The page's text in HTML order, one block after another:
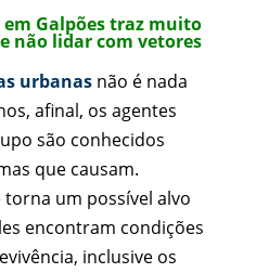
em Galpões traz muito
não lidar com vetores
urbanasnão é nada
afinal, os agentes
são conhecidos
que causam.
um possível alvo
encontram condições
inclusive os